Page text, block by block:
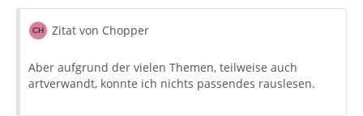
Zitat von Chopper
Aber aufgrund der vielen Themen, teilweise auch
artverwandt, konnte ich nichts passendes rauslesen.